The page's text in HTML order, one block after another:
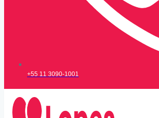
+55 11 3090-1001